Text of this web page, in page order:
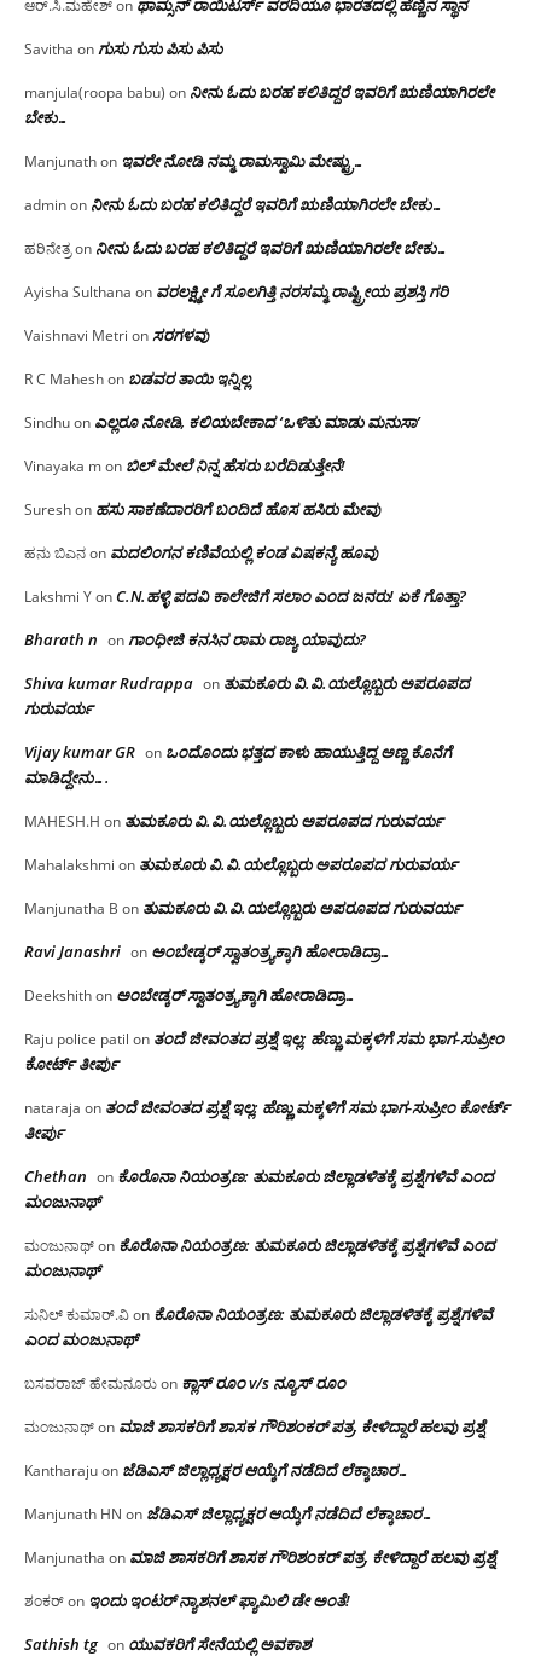
ಆರ್.ಸಿ.ಮಹೇಶ್on ಥಾಮ್ಸನ್ ರಾಯಿಟರ್ಸ್ ವರದಿಯೂ ಭಾರತದಲ್ಲಿ ಹೆಣ್ಣಿನ ಸ್ಥಾನ‌
Savitha onಗುಸು ಗುಸು ಪಿಸು ಪಿಸು
manjula(roopa babu) on ನೀನು ಓದು ಬರಹ ಕಲಿತಿದ್ದರೆ ಇವರಿಗೆ ಋಣಿಯಾಗಿರಲೇ
ಬೇಕು…
Manjunathon ಇವರೇ‌ ನೋಡಿ‌ ನಮ್ಮ‌ ರಾಮಸ್ವಾಮಿ ಮೇಷ್ಟ್ರು…
adminon ನೀನು ಓದು ಬರಹ ಕಲಿತಿದ್ದರೆ ಇವರಿಗೆ ಋಣಿಯಾಗಿರಲೇ ಬೇಕು…
ಹರಿನೇತ್ರon ನೀನು ಓದು ಬರಹ ಕಲಿತಿದ್ದರೆ ಇವರಿಗೆ ಋಣಿಯಾಗಿರಲೇ ಬೇಕು…
Ayisha Sulthana on ವರಲಕ್ಷ್ಮೀ ಗೆ ಸೂಲಗಿತ್ತಿ ನರಸಮ್ಮ‌ ರಾಷ್ಟ್ರೀಯ ಪ್ರಶಸ್ತಿ ಗರಿ
Vaishnavi Metri onಸರಗಳವು
R C Maheshon ಬಡವರ ತಾಯಿ ಇನ್ನಿಲ್ಲ
Sindhuon ಎಲ್ಲರೂ ನೋಡಿ, ಕಲಿಯಬೇಕಾದ ‘ಒಳಿತು ಮಾಡು ಮನುಸಾ’
Vinayaka mon ಬಿಲ್ ಮೇಲೆ ನಿನ್ನ ಹೆಸರು ಬರೆದಿಡುತ್ತೇನೆ!
Sureshon ಹಸು ಸಾಕಣೆದಾರರಿಗೆ ಬಂದಿದೆ ಹೊಸ ಹಸಿರು ಮೇವು
ಹನು ಬಿಎನon ಮದಲಿಂಗನ ಕಣಿವೆಯಲ್ಲಿ ಕಂಡ ವಿಷಕನ್ಯೆ ಹೂವು
Lakshmi YonC.N.ಹಳ್ಳಿ ಪದವಿ ಕಾಲೇಜಿಗೆ ಸಲಾಂ‌ ಎಂದ ಜನರು! ಏಕೆ ಗೊತ್ತಾ?
Bharath n onಗಾಂಧೀಜಿ ಕನಸಿನ ರಾಮ ರಾಜ್ಯ ಯಾವುದು?
Shiva kumar Rudrappa on ತುಮಕೂರು‌ ವಿ.ವಿ.ಯಲ್ಲೊಬ್ಬರು ಅಪರೂಪದ
ಗುರುವರ್ಯ
Vijay kumar GR on ಒಂದೊಂದು ಭತ್ತದ ಕಾಳು ಹಾಯುತ್ತಿದ್ದ ಅಣ್ಣ ಕೊನೆಗೆ
ಮಾಡಿದ್ದೇನು….
MAHESH.H on ತುಮಕೂರು‌ ವಿ.ವಿ.ಯಲ್ಲೊಬ್ಬರು ಅಪರೂಪದ ಗುರುವರ್ಯ
Mahalakshmi on ತುಮಕೂರು‌ ವಿ.ವಿ.ಯಲ್ಲೊಬ್ಬರು ಅಪರೂಪದ ಗುರುವರ್ಯ
Manjunatha B on ತುಮಕೂರು‌ ವಿ.ವಿ.ಯಲ್ಲೊಬ್ಬರು ಅಪರೂಪದ ಗುರುವರ್ಯ
Ravi Janashri on ಅಂಬೇಡ್ಕರ್ ಸ್ವಾತಂತ್ರ್ಯಕ್ಕಾಗಿ ಹೋರಾಡಿದ್ರಾ…
Deekshithon ಅಂಬೇಡ್ಕರ್ ಸ್ವಾತಂತ್ರ್ಯಕ್ಕಾಗಿ ಹೋರಾಡಿದ್ರಾ…
Raju police patil on ತಂದೆ ಜೀವಂತದ ಪ್ರಶ್ನೆ ಇಲ್ಲ: ಹೆಣ್ಣು ಮಕ್ಕಳಿಗೆ ಸಮ ಭಾಗ-ಸುಪ್ರೀಂ
ಕೋರ್ಟ್ ತೀರ್ಪು
nataraja on ತಂದೆ ಜೀವಂತದ ಪ್ರಶ್ನೆ ಇಲ್ಲ: ಹೆಣ್ಣು ಮಕ್ಕಳಿಗೆ ಸಮ ಭಾಗ-ಸುಪ್ರೀಂ ಕೋರ್ಟ್
ತೀರ್ಪು
Chethan on ಕೊರೊನಾ ನಿಯಂತ್ರಣ: ತುಮಕೂರು ಜಿಲ್ಲಾಡಳಿತಕ್ಕೆ ಪ್ರಶ್ನೆಗಳಿವೆ ಎಂದ
ಮಂಜು‌ನಾಥ್
ಮಂಜುನಾಥ್on ಕೊರೊನಾ ನಿಯಂತ್ರಣ: ತುಮಕೂರು ಜಿಲ್ಲಾಡಳಿತಕ್ಕೆ ಪ್ರಶ್ನೆಗಳಿವೆ ಎಂದ
ಮಂಜು‌ನಾಥ್
ಸುನಿಲ್ ಕುಮಾರ್.ವಿon ಕೊರೊನಾ ನಿಯಂತ್ರಣ: ತುಮಕೂರು ಜಿಲ್ಲಾಡಳಿತಕ್ಕೆ ಪ್ರಶ್ನೆಗಳಿವೆ
ಎಂದ ಮಂಜು‌ನಾಥ್
ಬಸವರಾಜ್ ಹೇಮನೂರುon ಕ್ಲಾಸ್ ರೂಂ v/s ನ್ಯೂಸ್ ರೂಂ
ಮಂಜುನಾಥ್on ಮಾಜಿ ಶಾಸಕರಿಗೆ ಶಾಸಕ ಗೌರಿಶಂಕರ್ ಪತ್ರ, ಕೇಳಿದ್ದಾರೆ ಹಲವು ಪ್ರಶ್ನೆ
Kantharajuon ಜೆಡಿಎಸ್ ಜಿಲ್ಲಾಧ್ಯಕ್ಷರ ಆಯ್ಕೆಗೆ ನಡೆದಿದೆ ಲೆಕ್ಕಾಚಾರ…
Manjunath HN on ಜೆಡಿಎಸ್ ಜಿಲ್ಲಾಧ್ಯಕ್ಷರ ಆಯ್ಕೆಗೆ ನಡೆದಿದೆ ಲೆಕ್ಕಾಚಾರ…
Manjunatha on ಮಾಜಿ ಶಾಸಕರಿಗೆ ಶಾಸಕ ಗೌರಿಶಂಕರ್ ಪತ್ರ, ಕೇಳಿದ್ದಾರೆ ಹಲವು ಪ್ರಶ್ನೆ
ಶಂಕರ್on ಇಂದು ಇಂಟರ್ ನ್ಯಾಶನಲ್ ಫ್ಯಾಮಿಲಿ ಡೇ ಅಂತೆ!
Sathish tg on ಯುವಕರಿಗೆ ಸೇನೆಯಲ್ಲಿ ಅವಕಾಶ